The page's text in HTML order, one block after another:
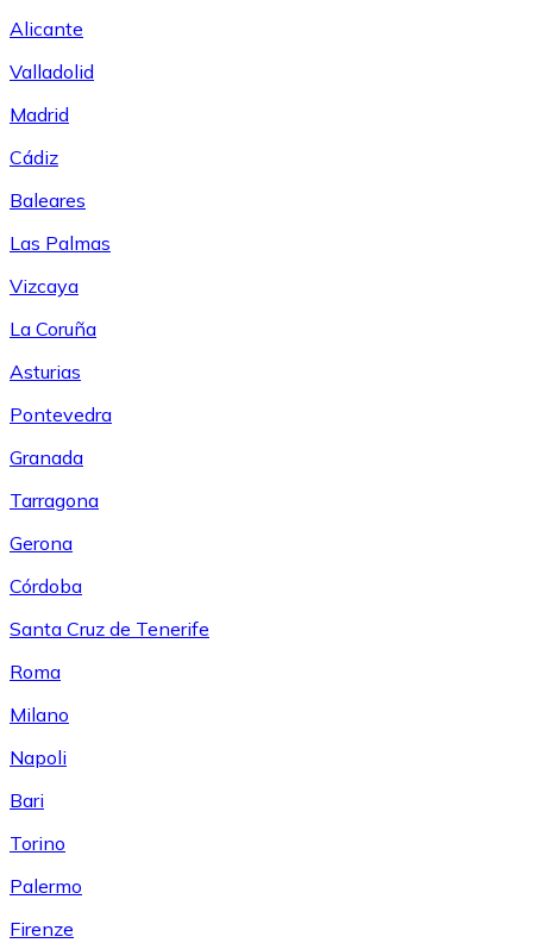
Alicante
Valladolid
Madrid
Cádiz
Baleares
Las Palmas
Vizcaya
La Coruña
Asturias
Pontevedra
Granada
Tarragona
Gerona
Córdoba
Santa Cruz de Tenerife
Roma
Milano
Napoli
Bari
Torino
Palermo
Firenze